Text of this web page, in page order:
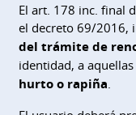
El art. 178 inc. final
el decreto 69/2016,
del trámite de
identidad, a
hurto o rapiña